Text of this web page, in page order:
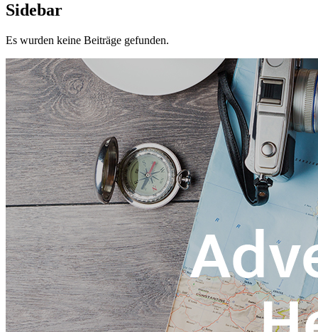
Sidebar
Es wurden keine Beiträge gefunden.